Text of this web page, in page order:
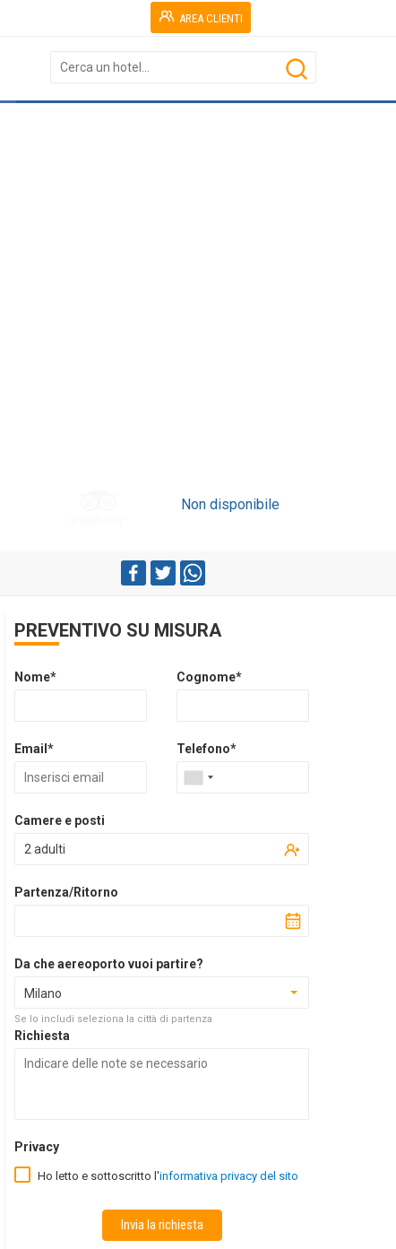
AREA CLIENTI
Non disponibile
PREVENTIVO SU MISURA
Nome* Cognome*
Email* Telefono*
Camere e posti
2 adulti
Partenza/Ritorno
Da che aereoporto vuoi partire?
Milano
Se lo includi seleziona la città di partenza
Richiesta
Privacy
Ho letto e sottoscritto l'informativa privacy del sito
Invia la richiesta